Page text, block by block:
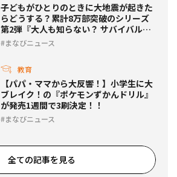
子どもがひとりのときに大地震が起きた
らどうする？累計8万部突破のシリーズ
第2弾『大人も知らない？ サバイバル防
災事典』発売
まなびニュース
教育
【パパ・ママから大反響！】小学生に大
ブレイク！の『ポケモンずかんドリル』
が発売1週間で3刷決定！！
まなびニュース
全ての記事を見る